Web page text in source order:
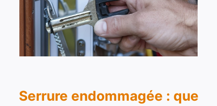
Serrure endommagée : que